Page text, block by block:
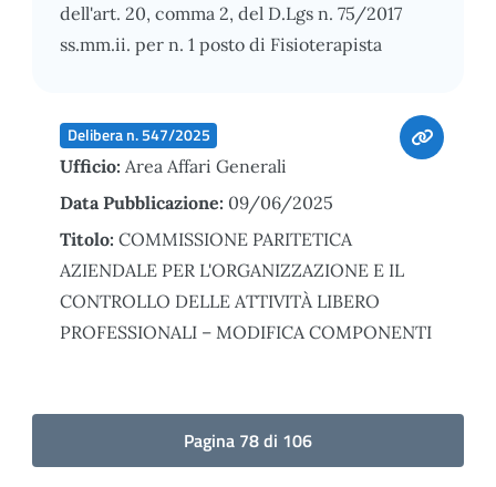
dell'art. 20, comma 2, del D.Lgs n. 75/2017
ss.mm.ii. per n. 1 posto di Fisioterapista
Delibera n. 547/2025
Ufficio: Area Affari Generali
Data Pubblicazione: 09/06/2025
Titolo: COMMISSIONE PARITETICA
AZIENDALE PER L'ORGANIZZAZIONE E IL
CONTROLLO DELLE ATTIVITÀ LIBERO
PROFESSIONALI – MODIFICA COMPONENTI
Pagina 78 di 106